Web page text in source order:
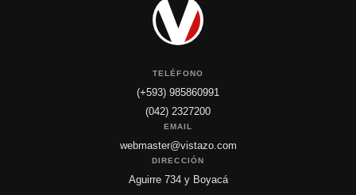
TELÉFONO
(+593) 985860991
(042) 2327200
EMAIL
webmaster@vistazo.com
DIRECCIÓN
Aguirre 734 y Boyacá